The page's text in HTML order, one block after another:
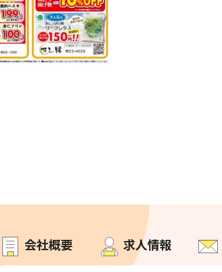
会社概要 求人情報